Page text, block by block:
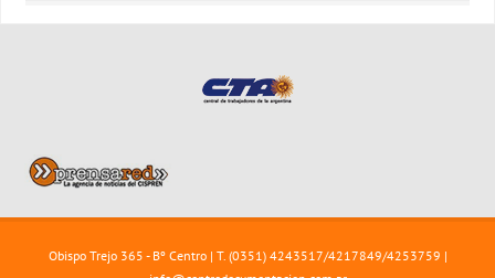
Obispo Trejo 365 - Bº Centro | T. (0351) 4243517/4217849/4253759 |